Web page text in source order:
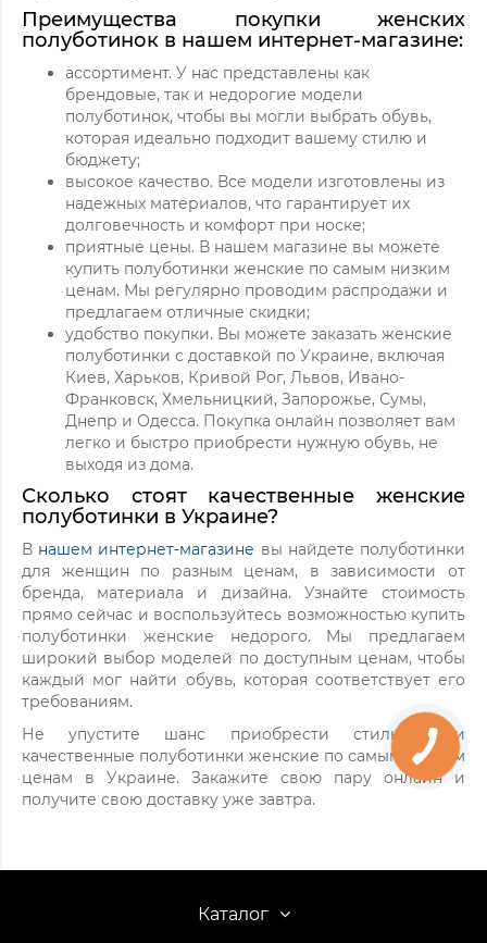
Преимущества покупки женских
полуботинок в нашем интернет-магазине:
ассортимент. У нас представлены как
брендовые, так и недорогие модели
полуботинок, чтобы вы могли выбрать обувь,
которая идеально подходит вашему стилю и
бюджету;
высокое качество. Все модели изготовлены из
надежных материалов, что гарантирует их
долговечность и комфорт при носке;
приятные цены. В нашем магазине вы можете
купить полуботинки женские по самым низким
ценам. Мы регулярно проводим распродажи и
предлагаем отличные скидки;
удобство покупки. Вы можете заказать женские
полуботинки с доставкой по Украине, включая
Киев, Харьков, Кривой Рог, Львов, Ивано-
Франковск, Хмельницкий, Запорожье, Сумы,
Днепр и Одесса. Покупка онлайн позволяет вам
легко и быстро приобрести нужную обувь, не
выходя из дома.
Сколько стоят качественные женские
полуботинки в Украине?
В нашем интернет-магазине вы найдете полуботинки
для женщин по разным ценам, в зависимости от
бренда, материала и дизайна. Узнайте стоимость
прямо сейчас и воспользуйтесь возможностью купить
полуботинки женские недорого. Мы предлагаем
широкий выбор моделей по доступным ценам, чтобы
каждый мог найти обувь, которая соответствует его
требованиям.
Не упустите шанс приобрести стильные и
качественные полуботинки женские по самым низким
ценам в Украине. Закажите свою пару онлайн и
получите свою доставку уже завтра.
Каталог